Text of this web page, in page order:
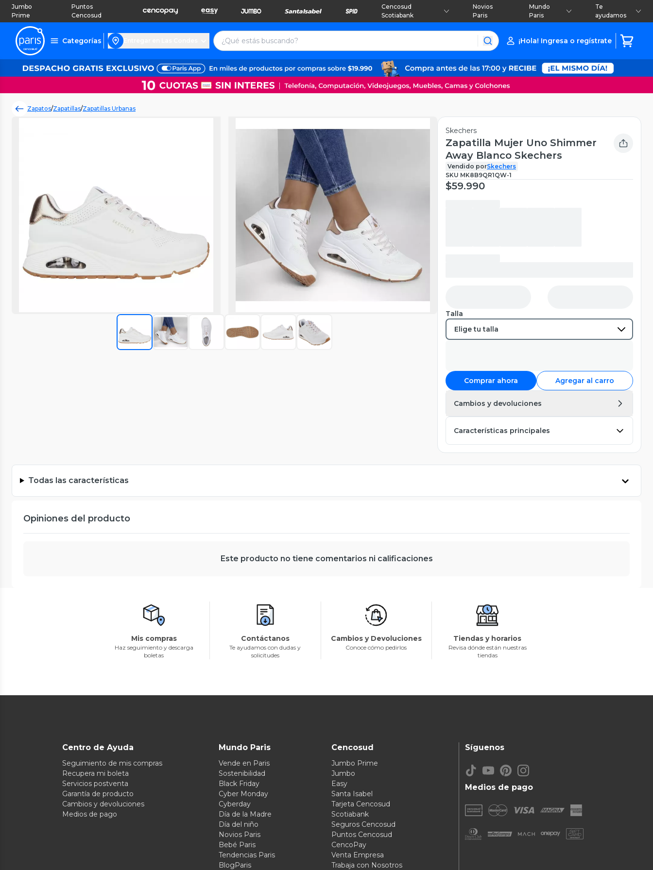
Jumbo
Prime
Puntos
Cencosud
Cencosud
Scotiabank
Novios
Paris
Mundo
Paris
Te
ayudamos
Categorías ¡Hola! Ingresa o regístrate
Zapatos/Zapatillas/Zapatillas Urbanas
Skechers
Zapatilla Mujer Uno Shimmer
Away Blanco Skechers
Vendido porSkechers
SKU MK8B9QR1QW-1
$59.990
Talla
Comprar ahora Agregar al carro
Cambios y devoluciones
Características principales
Todas las características
Opiniones del producto
Este producto no tiene comentarios ni calificaciones
Mis compras
Haz seguimiento y descarga
boletas
Contáctanos
Te ayudamos con dudas y
solicitudes
Cambios y Devoluciones
Conoce cómo pedirlos
Tiendas y horarios
Revisa dónde están nuestras
tiendas
Centro de Ayuda
Seguimiento de mis compras
Recupera mi boleta
Servicios postventa
Garantía de producto
Cambios y devoluciones
Medios de pago
Mundo Paris
Vende en Paris
Sostenibilidad
Black Friday
Cyber Monday
Cyberday
Día de la Madre
Día del niño
Novios Paris
Bebé Paris
Tendencias Paris
BlogParis
Cencosud
Jumbo Prime
Jumbo
Easy
Santa Isabel
Tarjeta Cencosud
Scotiabank
Seguros Cencosud
Puntos Cencosud
CencoPay
Venta Empresa
Trabaja con Nosotros
Medios de pago
Síguenos